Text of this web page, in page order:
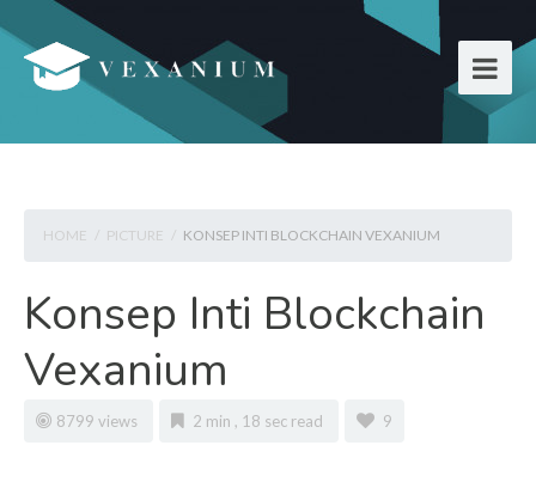
HOME / PICTURE / KONSEP INTI BLOCKCHAIN VEXANIUM
Konsep Inti Blockchain
Vexanium
8799 views 2 min , 18 sec read 9